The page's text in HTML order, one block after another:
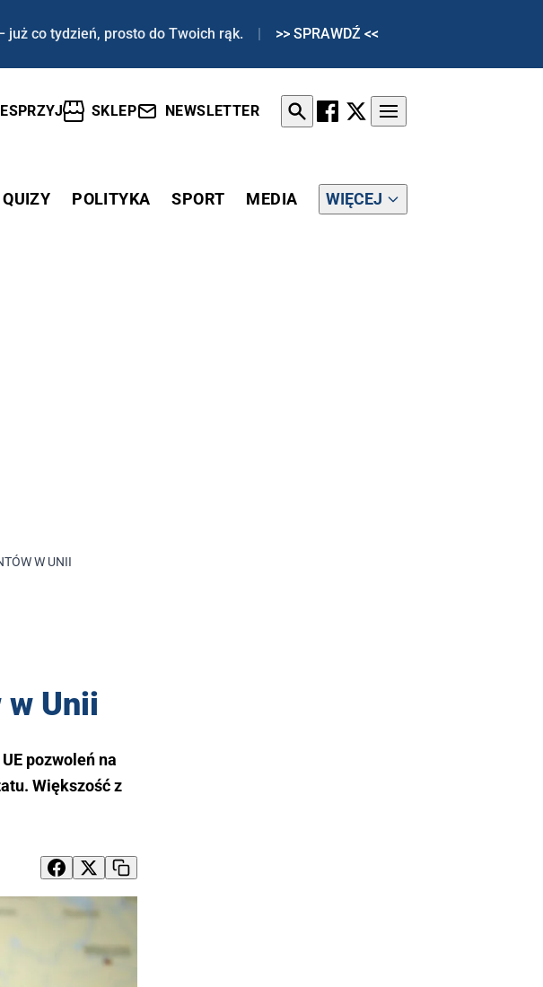
już co tydzień, prosto do Twoich rąk. | >> SPRAWDŹ <<
SKLEP NEWSLETTER
QUIZY POLITYKA SPORT MEDIA WIĘCEJ
W UNII
Unii
pozwoleń na
Większość z